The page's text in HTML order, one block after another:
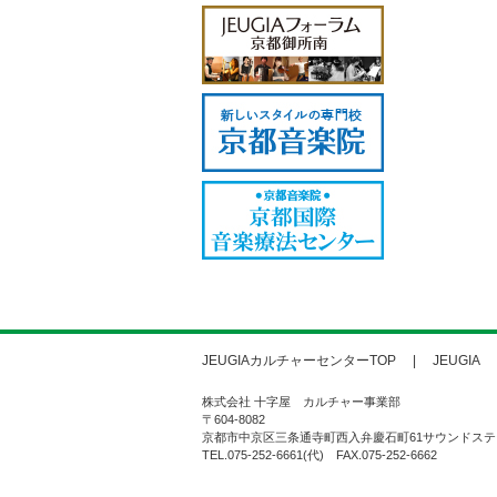
JEUGIAカルチャーセンターTOP JEUGIA
株式会社 十字屋 カルチャー事業部
〒604-8082
京都市中京区三条通寺町西入弁慶石町61サウンドス
TEL.075-252-6661(代) FAX.075-252-6662